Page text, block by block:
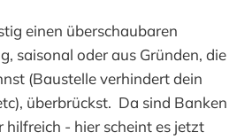
einen überschaubaren
saisonal oder aus Gründen, die
(Baustelle verhindert dein
überbrückst. Da sind Banken
- hier scheint es jetzt